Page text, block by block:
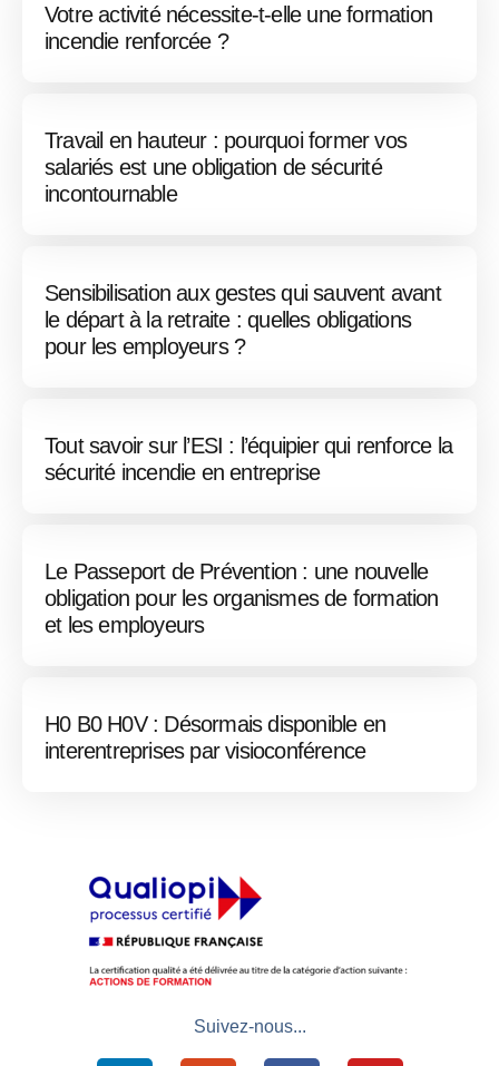
Votre activité nécessite-t-elle une formation
incendie renforcée ?
Travail en hauteur : pourquoi former vos
salariés est une obligation de sécurité
incontournable
Sensibilisation aux gestes qui sauvent avant
le départ à la retraite : quelles obligations
pour les employeurs ?
Tout savoir sur l’ESI : l’équipier qui renforce la
sécurité incendie en entreprise
Le Passeport de Prévention : une nouvelle
obligation pour les organismes de formation
et les employeurs
H0 B0 H0V : Désormais disponible en
interentreprises par visioconférence
Suivez-nous...